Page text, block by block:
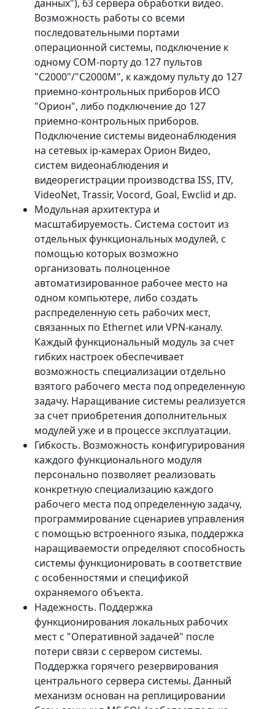
данных"), 63 сервера обработки видео.
Возможность работы со всеми
последовательными портами
операционной системы, подключение к
одному COM-порту до 127 пультов
"С2000"/"С2000М", к каждому пульту до 127
приемно-контрольных приборов ИСО
"Орион", либо подключение до 127
приемно-контрольных приборов.
Подключение системы видеонаблюдения
на сетевых ip-камерах Орион Видео,
систем видеонаблюдения и
видеорегистрации производства ISS, ITV,
VideoNet, Trassir, Vocord, Goal, Ewclid и др.
Модульная архитектура и
масштабируемость. Система состоит из
отдельных функциональных модулей, с
помощью которых возможно
организовать полноценное
автоматизированное рабочее место на
одном компьютере, либо создать
распределенную сеть рабочих мест,
связанных по Ethernet или VPN-каналу.
Каждый функциональный модуль за счет
гибких настроек обеспечивает
возможность специализации отдельно
взятого рабочего места под определенную
задачу. Наращивание системы реализуется
за счет приобретения дополнительных
модулей уже и в процессе эксплуатации.
Гибкость. Возможность конфигурирования
каждого функционального модуля
персонально позволяет реализовать
конкретную специализацию каждого
рабочего места под определенную задачу,
программирование сценариев управления
с помощью встроенного языка, поддержка
наращиваемости определяют способность
системы функционировать в соответствие
с особенностями и спецификой
охраняемого объекта.
Надежность. Поддержка
функционирования локальных рабочих
мест с "Оперативной задачей" после
потери связи с сервером системы.
Поддержка горячего резервирования
центрального сервера системы. Данный
механизм основан на реплицировании